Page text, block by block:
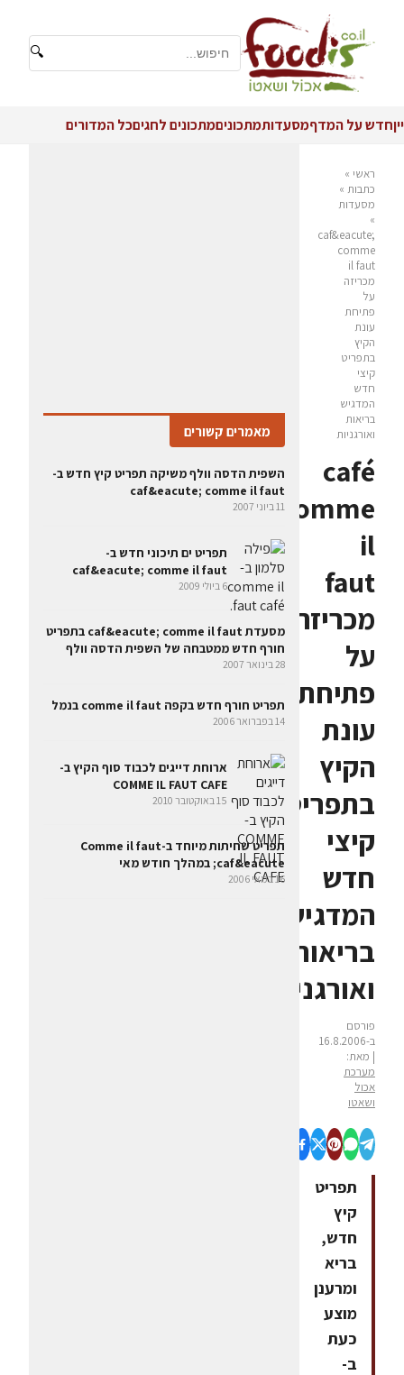
🔍
ייןחדש על המדףמסעדותמתכוניםמתכונים לחגיםכל המדורים
ראשי »
כתבות »
מסעדות
»
caf&eacute;
comme
il faut
מכריזה
על
פתיחת
עונת
הקיץ
בתפריט
קיצי
חדש
המדגיש
בריאות
ואורגניות
café
comme
il
faut
מכריזה
על
פתיחת
עונת
הקיץ
בתפריט
קיצי
חדש
המדגיש
בריאות
ואורגניות
פורסם
ב-16.8.2006
| מאת:
מערכת
אכול
ושאטו
תפריט
קיץ
חדש,
בריא
ומרענן
מוצע
כעת
ב-
מאמרים קשורים
השפית הדסה וולף משיקה תפריט קיץ חדש ב-
caf&eacute; comme il faut
11 ביוני 2007
תפריט ים תיכוני חדש ב-
caf&eacute; comme il faut
6 ביולי 2009
מסעדת caf&eacute; comme il faut בתפריט
חורף חדש ממטבחה של השפית הדסה וולף
28 בינואר 2007
תפריט חורף חדש בקפה comme il faut בנמל
14 בפברואר 2006
ארוחת דייגים לכבוד סוף הקיץ ב-
COMME IL FAUT CAFE
15 באוקטובר 2010
תפריט שחיתות מיוחד ב-Comme il faut
caf&eacute; במהלך חודש מאי
16 במאי 2006